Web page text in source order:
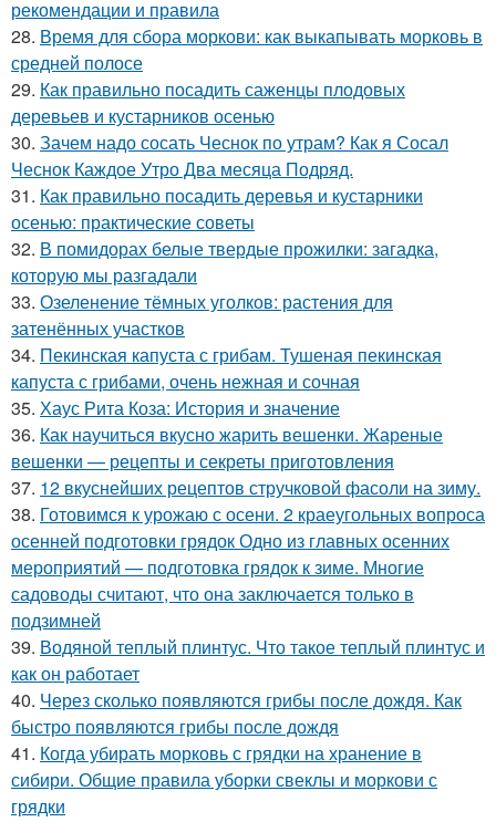
рекомендации и правила
28. Время для сбора моркови: как выкапывать морковь в
средней полосе
29. Как правильно посадить саженцы плодовых
деревьев и кустарников осенью
30. Зачем надо сосать Чеснок по утрам? Как я Сосал
Чеснок Каждое Утро Два месяца Подряд.
31. Как правильно посадить деревья и кустарники
осенью: практические советы
32. В помидорах белые твердые прожилки: загадка,
которую мы разгадали
33. Озеленение тёмных уголков: растения для
затенённых участков
34. Пекинская капуста с грибам. Тушеная пекинская
капуста с грибами, очень нежная и сочная
35. Хаус Рита Коза: История и значение
36. Как научиться вкусно жарить вешенки. Жареные
вешенки — рецепты и секреты приготовления
37. 12 вкуснейших рецептов стручковой фасоли на зиму.
38. Готовимся к урожаю с осени. 2 краеугольных вопроса
осенней подготовки грядок Одно из главных осенних
мероприятий — подготовка грядок к зиме. Многие
садоводы считают, что она заключается только в
подзимней
39. Водяной теплый плинтус. Что такое теплый плинтус и
как он работает
40. Через сколько появляются грибы после дождя. Как
быстро появляются грибы после дождя
41. Когда убирать морковь с грядки на хранение в
сибири. Общие правила уборки свеклы и моркови с
грядки